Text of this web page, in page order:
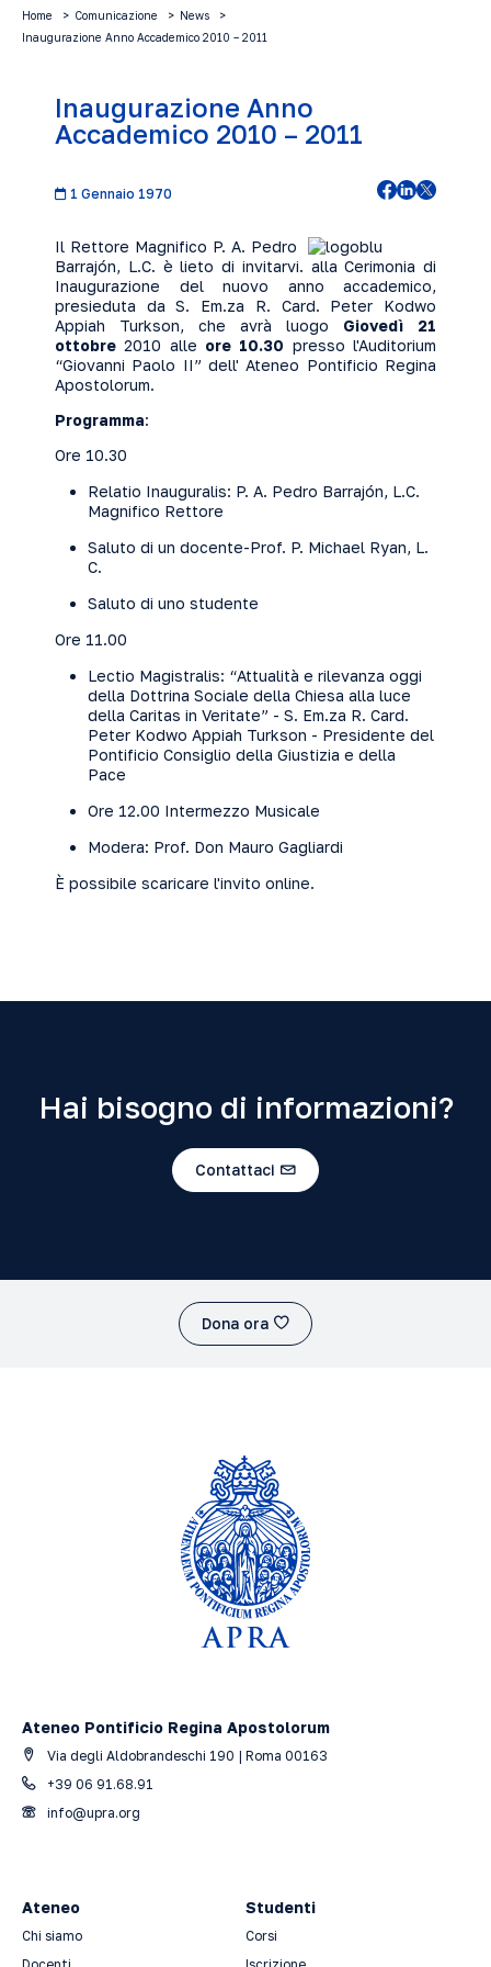
Home Comunicazione
News
Inaugurazione Anno Accademico 2010 – 2011
Inaugurazione Anno
Accademico 2010 – 2011
1 Gennaio 1970
Il Rettore Magnifico P. A. Pedro
Barrajón, L.C. è lieto di invitarvi. alla Cerimonia di
Inaugurazione del nuovo anno accademico,
presieduta da S. Em.za R. Card. Peter Kodwo
Appiah Turkson, che avrà luogo Giovedì 21
ottobre 2010 alle ore 10.30 presso l'Auditorium
“Giovanni Paolo II” dell' Ateneo Pontificio Regina
Apostolorum.
Programma:
Ore 10.30
Relatio Inauguralis: P. A. Pedro Barrajón, L.C.
Magnifico Rettore
Saluto di un docente-Prof. P. Michael Ryan, L.
C.
Saluto di uno studente
Ore 11.00
Lectio Magistralis: “Attualità e rilevanza oggi
della Dottrina Sociale della Chiesa alla luce
della Caritas in Veritate” - S. Em.za R. Card.
Peter Kodwo Appiah Turkson - Presidente del
Pontificio Consiglio della Giustizia e della
Pace
Ore 12.00 Intermezzo Musicale
Modera: Prof. Don Mauro Gagliardi
È possibile scaricare l'invito online.
Hai bisogno di informazioni?
Contattaci
Dona ora
Ateneo Pontificio Regina Apostolorum
Via degli Aldobrandeschi 190 | Roma 00163
+39 06 91.68.91
info@upra.org
Ateneo
Chi siamo
Studenti
Corsi